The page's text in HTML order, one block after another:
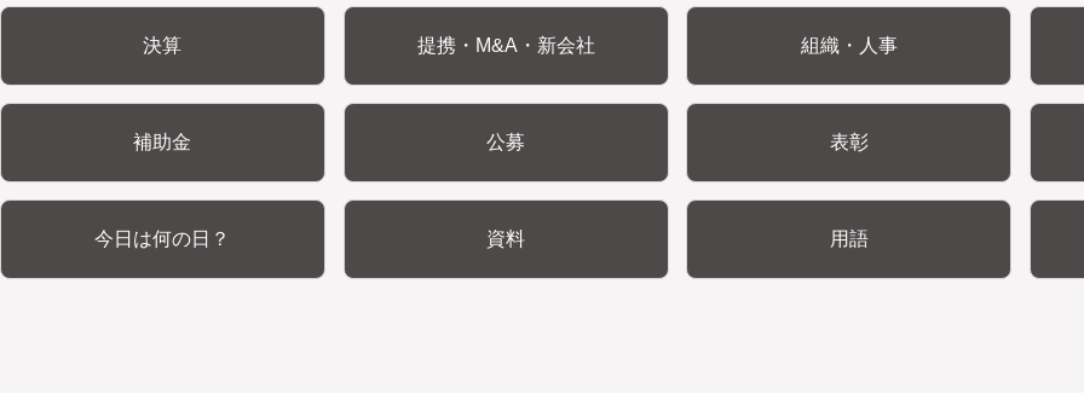
決算 提携・M&A・新会社 組織・人事
補助金 公募 表彰
今日は何の日？ 資料 用語